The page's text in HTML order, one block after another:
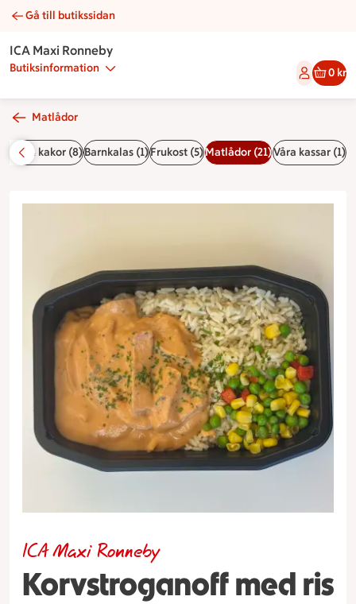
Korvstroganoff med ris | Catering ICA Maxi Ronneby
Gå till butikssidan
ICA Maxi Ronneby
Butiksinformation 0 kr
Matlådor
& kakor (8)Barnkalas (1)Frukost (5)Matlådor (21)Våra kassar (1)
Korvstroganoff med ris
ICA Maxi Ronneby